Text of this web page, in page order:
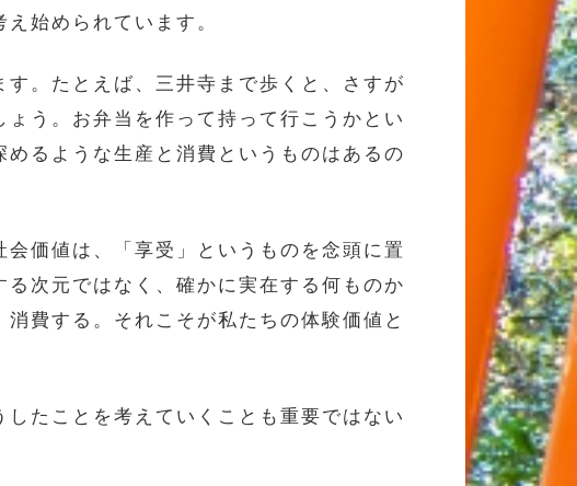
始められています。
。たとえば、三井寺まで歩くと、さすが
う。お弁当を作って持って行こうかとい
るような生産と消費というものはあるの
価値は、「享受」というものを念頭に置
次元ではなく、確かに実在する何ものか
費する。それこそが私たちの体験価値と
たことを考えていくことも重要ではない